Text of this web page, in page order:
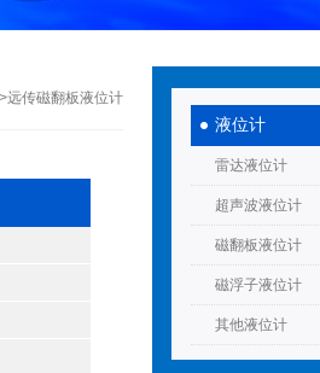
液位计
雷达液位计
超声波液位计
磁翻板液位计
磁浮子液位计
其他液位计
>远传磁翻板液位计